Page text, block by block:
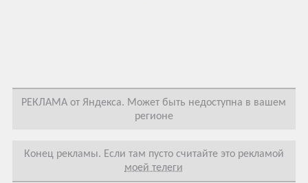
РЕКЛАМА от Яндекса. Может быть недоступна в вашем
регионе
Конец рекламы. Если там пусто считайте это рекламой
моей телеги